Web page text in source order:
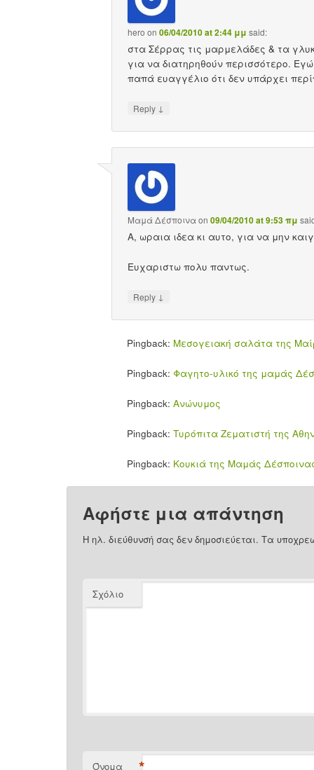
hero on 06/04/2010 at 2:44 μμ said:
στα Σέρρας τις μαρμελάδες & τα
για να διατηρηθούν περισσότερο.
παπά ευαγγέλιο ότι δεν υπάρχει
Reply ↓
Μαμά Δέσποιναon 09/04/2010 at 9:53 πμ
Α, ωραια ιδεα κι αυτο, για να μην
Ευχαριστω πολυ παντως.
Reply ↓
Pingback: Μεσογειακή σαλάτα της
Pingback: Φαγητο-υλικό της μαμάς
Pingback: Ανώνυμος
Pingback: Τυρόπιτα Ζεματιστή της
Pingback: Κουκιά της Μαμάς
Αφήστε μια απάντηση
Η ηλ. διεύθυνσή σας δεν δημοσιεύεται. Τα
Σχόλιο
Όνομα